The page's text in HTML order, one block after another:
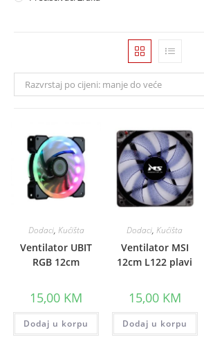
Razvrstaj po cijeni: manje do veće
Dodaci, Kućišta
Ventilator UBIT
RGB 12cm
15,00 KM
Dodaj u korpu
Dodaci,Kućišta
Ventilator MSI
12cm L122 plavi
15,00 KM
Dodaj u korpu